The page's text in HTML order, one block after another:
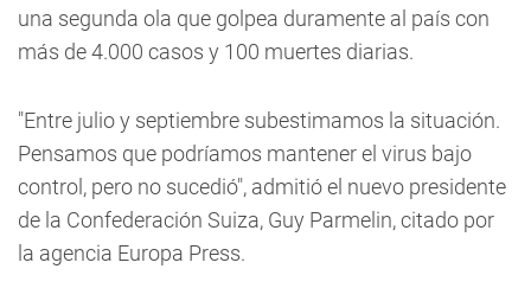
una segunda ola que golpea duramente al país con
más de 4.000 casos y 100 muertes diarias.
"Entre julio y septiembre subestimamos la situación.
Pensamos que podríamos mantener el virus bajo
control, pero no sucedió", admitió el nuevo presidente
de la Confederación Suiza, Guy Parmelin, citado por
la agencia Europa Press.